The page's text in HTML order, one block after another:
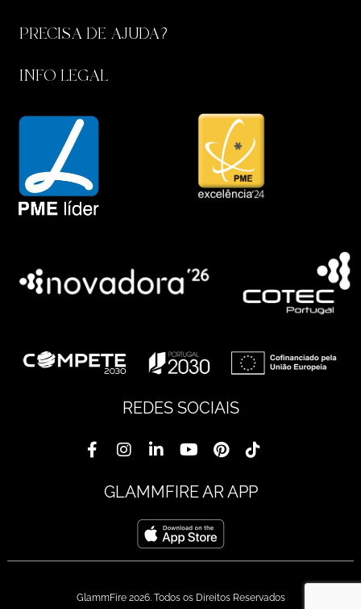
PRECISA DE AJUDA?
INFO LEGAL
REDES SOCIAIS
GLAMMFIRE AR APP
GlammFire 2026. Todos os Direitos Reservados